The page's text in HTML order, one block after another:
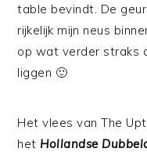
table bevindt. De
rijkelijk mijn neus
op wat verder straks
liggen 🙂
Het vlees van The
het Hollandse